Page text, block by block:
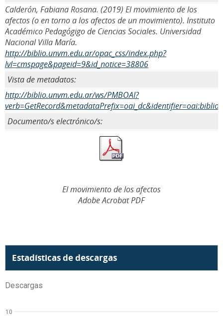
Calderón, Fabiana Rosana. (2019) El movimiento de los
afectos (o en torno a los afectos de un movimiento). Instituto
Académico Pedagógigo de Ciencias Sociales. Universidad
Nacional Villa María.
http://biblio.unvm.edu.ar/opac_css/index.php?
lvl=cmspage&pageid=9&id_notice=38806
Vista de metadatos:
http://biblio.unvm.edu.ar/ws/PMBOAI?
Documento/s electrónico/s:
El movimiento de los afectos
Adobe Acrobat PDF
Estadísticas de descargas
Descargas
10